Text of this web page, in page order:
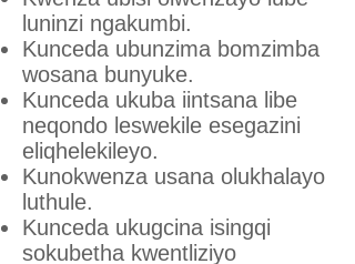
luninzi ngakumbi.
Kunceda ubunzima bomzimba
wosana bunyuke.
Kunceda ukuba iintsana libe
neqondo leswekile esegazini
eliqhelekileyo.
Kunokwenza usana olukhalayo
luthule.
Kunceda ukugcina isingqi
sokubetha kwentliziyo